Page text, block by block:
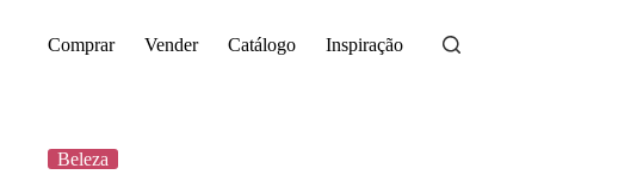
Comprar Vender Catálogo Inspiração
Beleza